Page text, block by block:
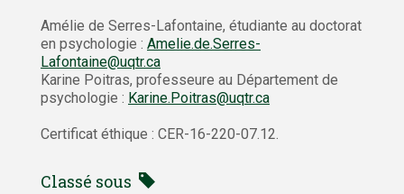
Amélie de Serres-Lafontaine, étudiante au doctorat
en psychologie : Amelie.de.Serres-
Lafontaine@uqtr.ca
Karine Poitras, professeure au Département de
psychologie : Karine.Poitras@uqtr.ca
Certificat éthique : CER-16-220-07.12.
Classé sous